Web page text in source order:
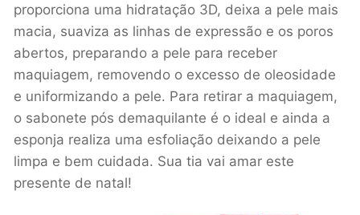
proporciona uma hidratação 3D, deixa a pele mais
macia, suaviza as linhas de expressão e os poros
abertos, preparando a pele para receber
maquiagem, removendo o excesso de oleosidade
e uniformizando a pele. Para retirar a maquiagem,
o sabonete pós demaquilante é o ideal e ainda a
esponja realiza uma esfoliação deixando a pele
limpa e bem cuidada. Sua tia vai amar este
presente de natal!